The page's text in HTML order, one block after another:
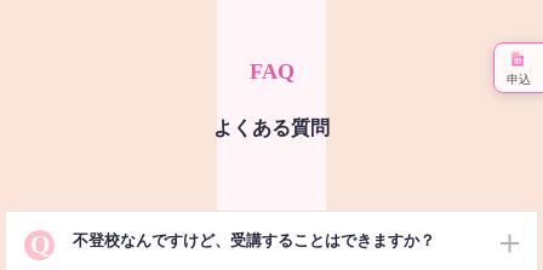
FAQ
よくある質問
Q 不登校なんですけど、受講することはできますか？
申込